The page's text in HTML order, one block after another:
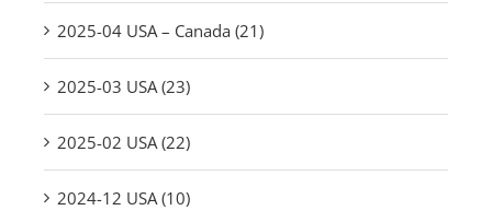
2025-04 USA – Canada (21)
2025-03 USA (23)
2025-02 USA (22)
2024-12 USA (10)